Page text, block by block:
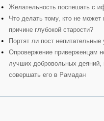
Желательность поспешать с
Что делать тому, кто не может
причине глубокой старости?
Портят ли пост непитательные
Опровержение приверженцам
лучших добровольных деяний,
совершать его в Рамадан